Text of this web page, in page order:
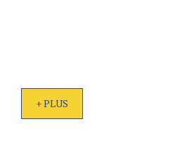
+ PLUS